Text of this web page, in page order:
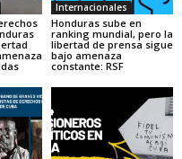
Internacionales
Honduras sube en
ranking mundial, pero la
libertad de prensa sigue
bajo amenaza
constante: RSF